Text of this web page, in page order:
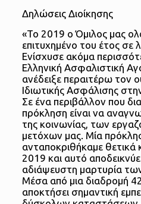
Δηλώσεις Διοίκησης
«Το 2019 ο Όμιλος μας
επιτυχημένο του έτος σε
Ενίσχυσε ακόμα
Ελληνική Ασφαλιστική
ανέδειξε περαιτέρω τον
Ιδιωτικής Ασφάλισης
Σε ένα περιβάλλον που
πρόκληση είναι να
της κοινωνίας, των
μετόχων μας. Μία
ανταποκριθήκαμε
2019 και αυτό
αδιάψευστη μαρτυρία
Μέσα από μια διαδρομή
αποκτήσει σημαντική